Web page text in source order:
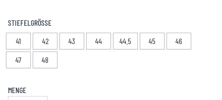
STIEFELGRÖSSE
41
42 43 44 44.5 45
46
47
48
MENGE